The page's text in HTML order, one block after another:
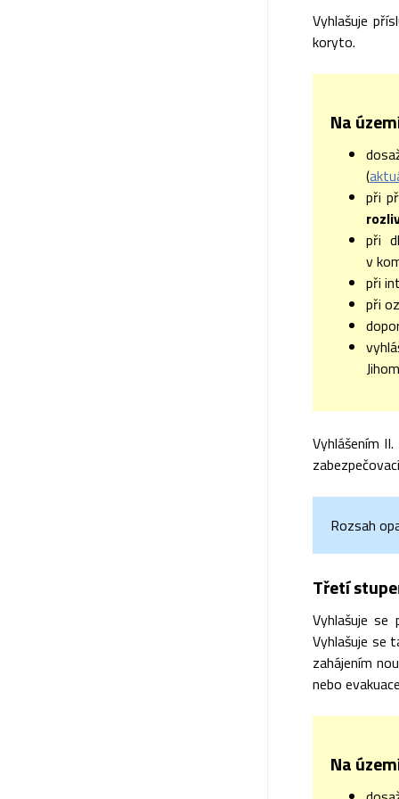
Vyhlašuje
koryto.
Na
(
při
při
v
při
při
Vyhlášením
Rozsah
Třetí
Vyhlašuje
Vyhlašuje se
zahájením
nebo
Na